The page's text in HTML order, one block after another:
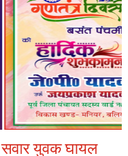
युवक घायल